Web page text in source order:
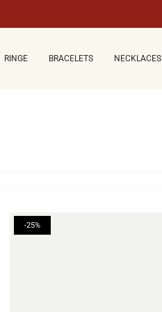
RINGE BRACELETS NECKLACES
-25%